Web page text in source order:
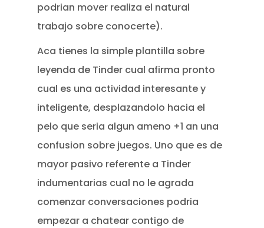
podri­an mover realiza el natural
trabajo sobre conocerte).
Aca tienes la simple plantilla sobre
leyenda de Tinder cual afirma pronto
cual es una actividad interesante y
inteligente, desplazandolo hacia el
pelo que seria algun ameno +1 an una
confusion sobre juegos. Uno que es de
mayor pasivo referente a Tinder
indumentarias cual no le agrada
comenzar conversaciones podria
empezar a chatear contigo de